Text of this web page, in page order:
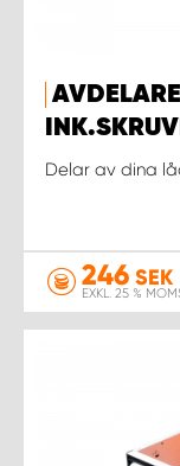
Delar av dina
246 SEK
EXKL. 25 %
WORK SYSTEM UPPSALA
WORK SYSTEM VARBERG
WORK SYSTEM
WORK SYSTEM
WORK SYSTEM ÖREBRO